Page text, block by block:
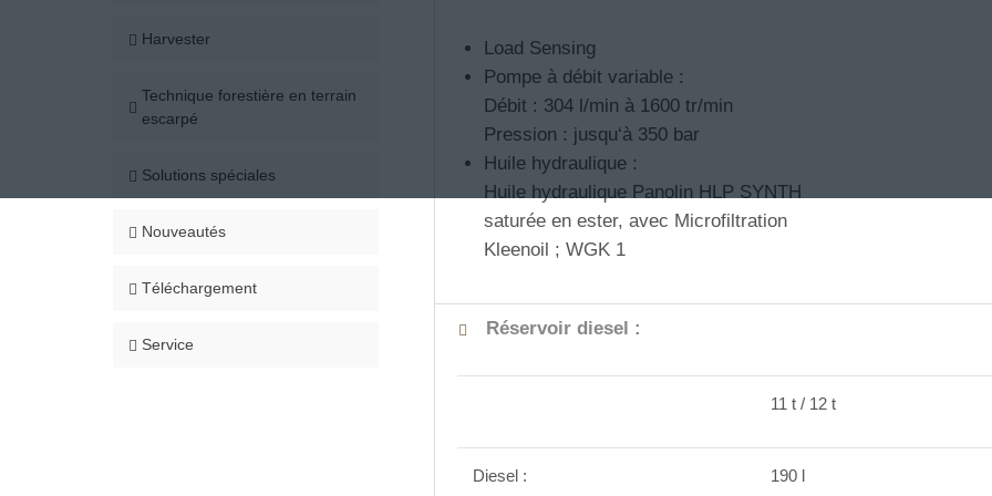
Load Sensing
Pompe à débit variable :
Débit : 304 l/min à 1600 tr/min
Pression : jusqu‘à 350 bar
Huile hydraulique :
Huile hydraulique Panolin HLP SYNTH
saturée en ester, avec Microfiltration
Kleenoil ; WGK 1
Réservoir diesel :
11 t / 12 t
Diesel : 190 l
Harvester
Technique forestière en terrain
escarpé
Solutions spéciales
Nouveautés
Téléchargement
Service